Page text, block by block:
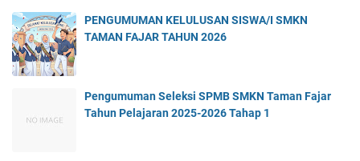
PENGUMUMAN KELULUSAN SISWA/I SMKN
TAMAN FAJAR TAHUN 2026
Pengumuman Seleksi SPMB SMKN Taman Fajar
Tahun Pelajaran 2025-2026 Tahap 1